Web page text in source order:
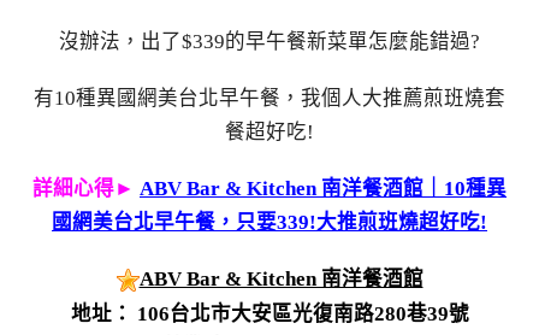
沒辦法，出了$339的早午餐新菜單怎麼能錯過?
有10種異國網美台北早午餐，我個人大推薦煎班燒套
餐超好吃!
詳細心得► ABV Bar & Kitchen 南洋餐酒館｜10種異
國網美台北早午餐，只要339!大推煎班燒超好吃!
ABV Bar & Kitchen 南洋餐酒館
地址： 106台北市大安區光復南路280巷39號